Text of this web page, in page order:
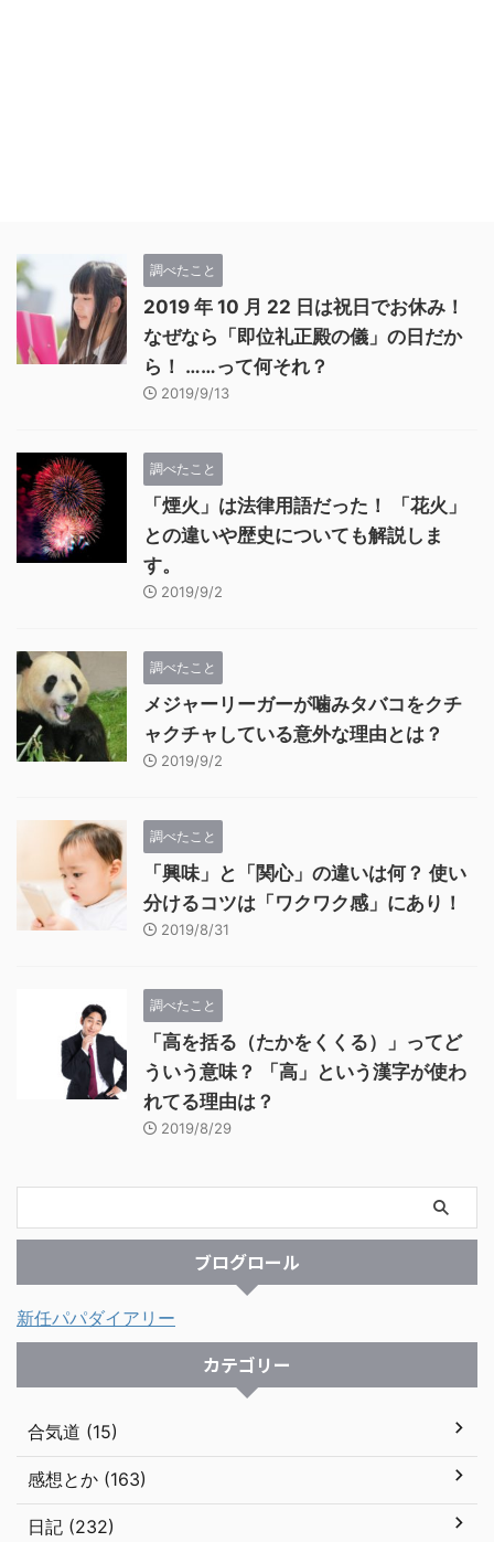
調べたこと
2019 年 10 月 22 日は祝日でお休み！
なぜなら「即位礼正殿の儀」の日だか
ら！ ……って何それ？
2019/9/13
調べたこと
「煙火」は法律用語だった！ 「花火」
との違いや歴史についても解説しま
す。
2019/9/2
調べたこと
メジャーリーガーが噛みタバコをクチ
ャクチャしている意外な理由とは？
2019/9/2
調べたこと
「興味」と「関心」の違いは何？ 使い
分けるコツは「ワクワク感」にあり！
2019/8/31
調べたこと
「高を括る（たかをくくる）」ってど
ういう意味？ 「高」という漢字が使わ
れてる理由は？
2019/8/29
ブログロール
新任パパダイアリー
カテゴリー
合気道 (15)
感想とか (163)
日記 (232)